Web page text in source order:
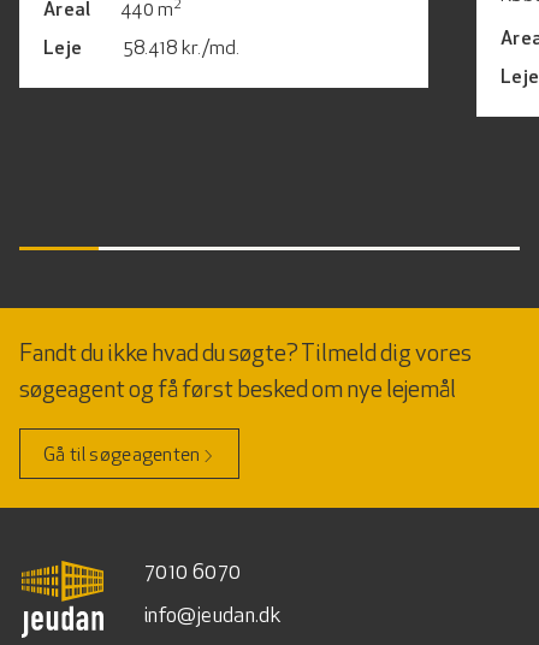
Areal 440 m2
Leje 58.418 kr./md.
Leje
Fandt du ikke hvad du søgte? Tilmeld dig vores
søgeagent og få først besked om nye lejemål
Gå til søgeagenten
7010 6070
info@jeudan.dk